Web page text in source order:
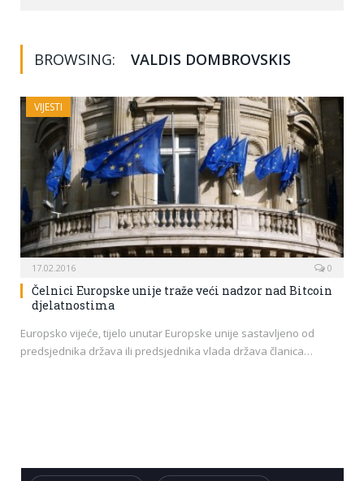
BROWSING: VALDIS DOMBROVSKIS
VIJESTI
17.02.2016 0
Čelnici Europske unije traže veći nadzor nad Bitcoin
djelatnostima
Europsko vijeće, tijelo unutar Europske unije sastavljeno od
predsjednika država ili predsjednika vlada država članica…